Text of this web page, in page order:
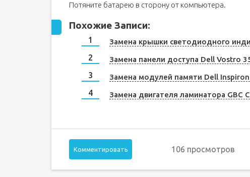
Потяните батарею в сторону от компьютера.
Похожие Записи:
Замена крышки светодиодного
Замена панели доступа Dell Vostro
Замена модулей памяти Dell
Замена двигателя ламинатора GBC
Комментировать 106 просмотров